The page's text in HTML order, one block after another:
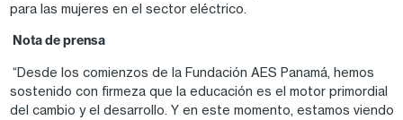
para las mujeres en el sector eléctrico.
Nota de prensa
“Desde los comienzos de la Fundación AES Panamá, hemos
sostenido con firmeza que la educación es el motor primordial
del cambio y el desarrollo. Y en este momento, estamos viendo